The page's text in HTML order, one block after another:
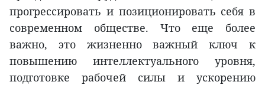
прогрессировать и позиционировать себя в
современном обществе. Что еще более
важно, это жизненно важный ключ к
повышению интеллектуального уровня,
подготовке рабочей силы и ускорению